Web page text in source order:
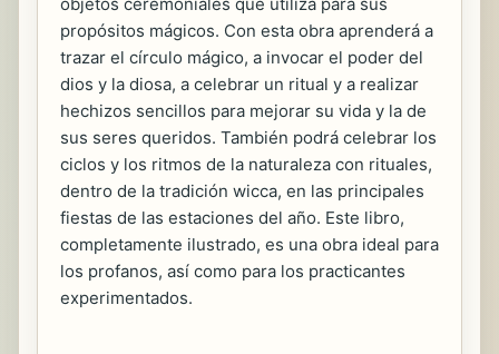
propósitos mágicos. Con esta obra aprenderá a
trazar el círculo mágico, a invocar el poder del
dios y la diosa, a celebrar un ritual y a realizar
hechizos sencillos para mejorar su vida y la de
sus seres queridos. También podrá celebrar los
ciclos y los ritmos de la naturaleza con rituales,
dentro de la tradición wicca, en las principales
fiestas de las estaciones del año. Este libro,
completamente ilustrado, es una obra ideal para
los profanos, así como para los practicantes
experimentados.